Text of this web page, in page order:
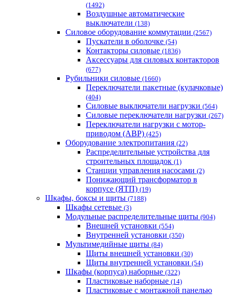
(1492)
Воздушные автоматические
выключатели (138)
Силовое оборудование коммутации (2567)
Пускатели в оболочке (54)
Контакторы силовые (1836)
Аксессуары для силовых контакторов
(677)
Рубильники силовые (1660)
Переключатели пакетные (кулачковые)
(404)
Силовые выключатели нагрузки (564)
Cиловые переключатели нагрузки (267)
Переключатели нагрузки с мотор-
приводом (АВР) (425)
Оборудование электропитания (22)
Распределительные устройства для
строительных площадок (1)
Станции управления насосами (2)
Понижающий трансформатор в
корпусе (ЯТП) (19)
Шкафы, боксы и щиты (7188)
Шкафы сетевые (3)
Модульные распределительные щиты (904)
Внешней установки (554)
Внутренней установки (350)
Мультимедийные щиты (84)
Щиты внешней установки (30)
Щиты внутренней установки (54)
Шкафы (корпуса) наборные (322)
Пластиковые наборные (14)
Пластиковые с монтажной панелью